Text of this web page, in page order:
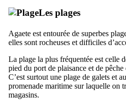
Les plages
Agaete est entourée de superbes
elles sont rocheuses et difficiles
La plage la plus fréquentée est celle
pied du port de plaisance et de pêche
C’est surtout une plage de galets et
promenade maritime sur laquelle on
magasins.